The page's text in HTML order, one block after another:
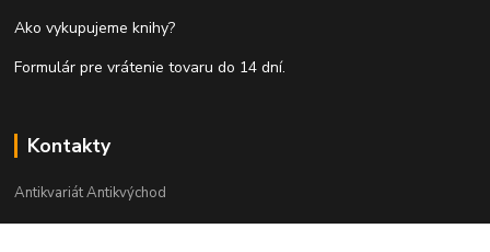
Ako vykupujeme knihy?
Formulár pre vrátenie tovaru do 14 dní.
Kontakty
Antikvariát Antikvýchod